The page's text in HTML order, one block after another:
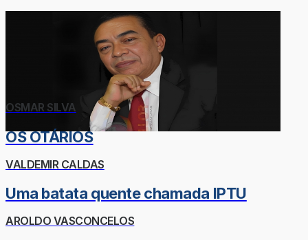
OSMAR SILVA
OS OTÁRIOS
VALDEMIR CALDAS
Uma batata quente chamada IPTU
AROLDO VASCONCELOS